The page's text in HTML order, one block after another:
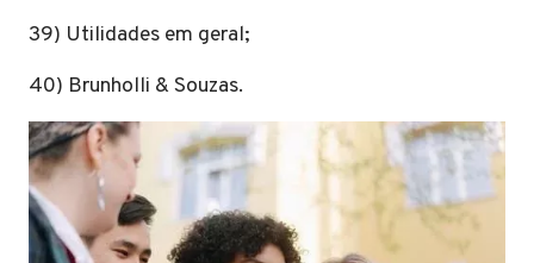
39) Utilidades em geral;
40) Brunholli & Souzas.